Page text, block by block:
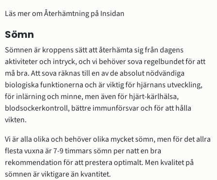
Läs mer om Återhämtning på Insidan
Sömn
Sömnen är kroppens sätt att återhämta sig från dagens
aktiviteter och intryck, och vi behöver sova regelbundet för att
må bra. Att sova räknas till en av de absolut nödvändiga
biologiska funktionerna och är viktig för hjärnans utveckling,
för inlärning och minne, men även för hjärt-kärlhälsa,
blodsockerkontroll, bättre immunförsvar och för att hålla
vikten.
Vi är alla olika och behöver olika mycket sömn, men för det allra
flesta vuxna är 7-9 timmars sömn per natt en bra
rekommendation för att prestera optimalt. Men kvalitet på
sömnen är viktigare än kvantitet.